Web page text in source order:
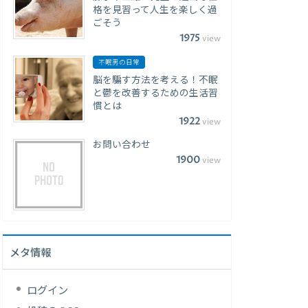
格を見習って人生を楽しく過
ごそう
1975 view
不眠男の日常
脳を騙す方法を考える！不眠
と鬱を改善するための生活習
慣とは
1922view
お問い合わせ
1900view
メタ情報
ログイン